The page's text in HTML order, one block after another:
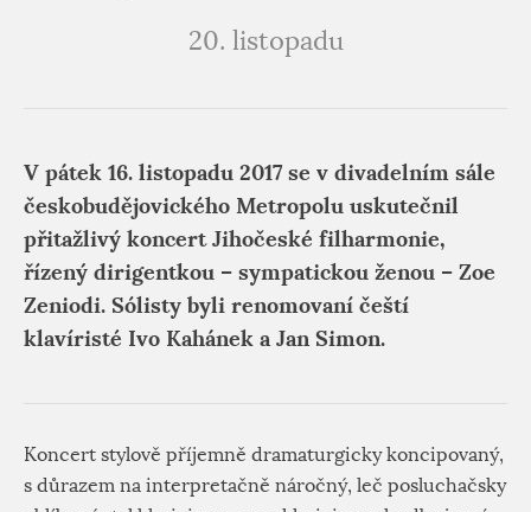
20. listopadu
V pátek 16. listopadu 2017 se v divadelním sále
českobudějovického Metropolu uskutečnil
přitažlivý koncert Jihočeské filharmonie,
řízený dirigentkou – sympatickou ženou – Zoe
Zeniodi. Sólisty byli renomovaní čeští
klavíristé Ivo Kahánek a Jan Simon.
Koncert stylově příjemně dramaturgicky koncipovaný,
s důrazem na interpretačně náročný, leč posluchačsky